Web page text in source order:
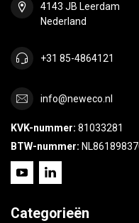
4143 JB Leerdam
Nederland
+31 85-4864121
info@neweco.nl
KVK-nummer: 81033281
BTW-nummer:
Categorieën